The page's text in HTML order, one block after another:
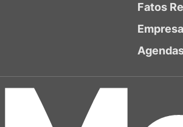
Fatos